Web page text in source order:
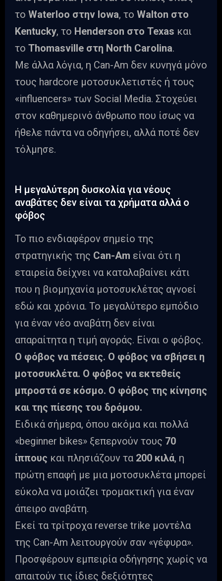
το Waterloo στην Iowa, το Walton στο
Kentucky, το Henderson στο Texas και
το Thomasville στη North Carolina.
Με άλλα λόγια, η Can-Am δεν κυνηγά μόνο
τους hardcore μοτοσυκλετιστές ή τους
«influencers» των Social Media. Στοχεύει
στον καθημερινό άνθρωπο που ίσως να
ήθελε πάντα να οδηγήσει, αλλά ποτέ δεν
τόλμησε.
Η μεγαλύτερη δυσκολία για νέους
αναβάτες δεν είναι τα χρήματα αλλά ο
φόβος
Το πιο ενδιαφέρον σημείο της
στρατηγικής της Can-Am είναι ότι η
εταιρεία δείχνει να καταλαβαίνει κάτι
που η βιομηχανία μοτοσυκλέτας αγνοεί
εδώ και χρόνια. Το μεγαλύτερο εμπόδιο
για έναν νέο αναβάτη δεν είναι
απαραίτητα η τιμή αγοράς. Είναι ο φόβος.
Ο φόβος να πέσεις. Ο φόβος να σβήσει η
μοτοσυκλέτα. Ο φόβος να εκτεθείς
μπροστά σε κόσμο. Ο φόβος της κίνησης
και της πίεσης του δρόμου.
Ειδικά σήμερα, όπου ακόμα και πολλά
«beginner bikes» ξεπερνούν τους 70
ίππους και πλησιάζουν τα 200 κιλά, η
πρώτη επαφή με μια μοτοσυκλέτα μπορεί
εύκολα να μοιάζει τρομακτική για έναν
άπειρο αναβάτη.
Εκεί τα τρίτροχα reverse trike μοντέλα
της Can-Am λειτουργούν σαν «γέφυρα».
Προσφέρουν εμπειρία οδήγησης χωρίς να
απαιτούν τις ίδιες δεξιότητες